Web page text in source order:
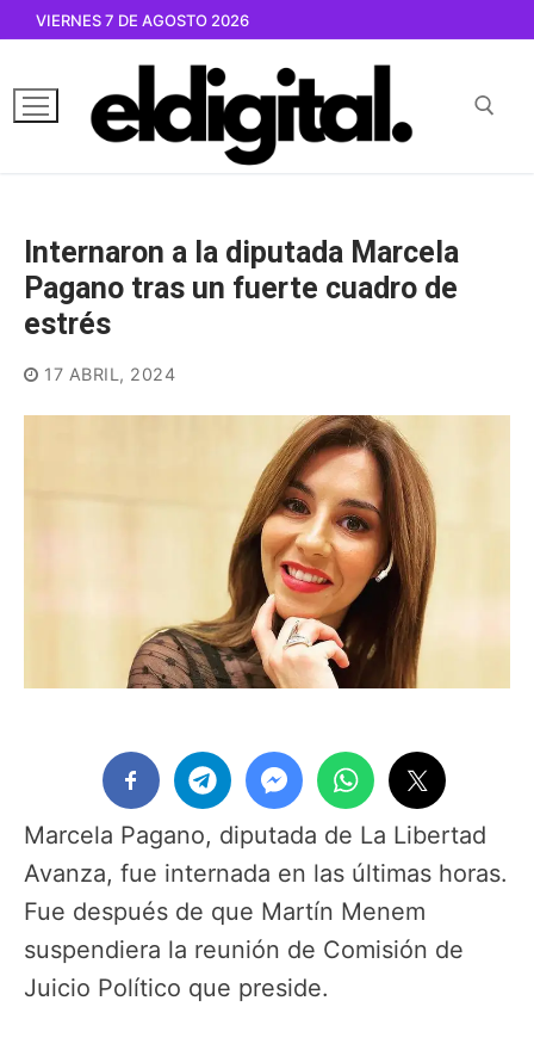
contenido
VIERNES 7 DE AGOSTO 2026
Internaron a la diputada Marcela
Pagano tras un fuerte cuadro de
estrés
17 ABRIL, 2024
Marcela Pagano, diputada de La Libertad
Avanza, fue internada en las últimas horas.
Fue después de que Martín Menem
suspendiera la reunión de Comisión de
Juicio Político que preside.